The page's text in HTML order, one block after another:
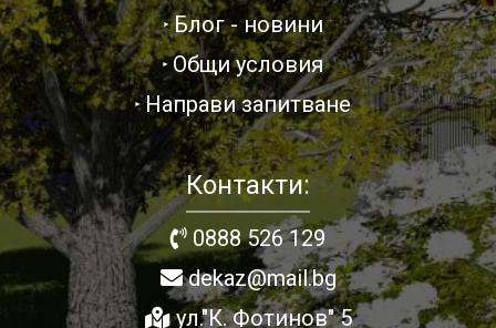
Блог - новини
Общи условия
Направи запитване
Контакти:
0888 526 129
dekaz@mail.bg
ул."К. Фотинов" 5